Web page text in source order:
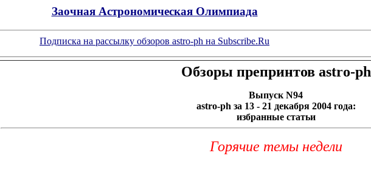
Заочная Астрономическая Олимпиада
Подписка на рассылку обзоров astro-ph на Subscribe.Ru
Обзоры препринтов astro-ph
Выпуск N94
astro-ph за 13 - 21 декабря 2004года:
избранные статьи
Горячие темы недели